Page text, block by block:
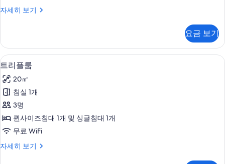
사
모
두
보
기
자세히 보기
슈
더
블
룸
세
히
보
기
요금 보기
트
리
플
룸
사
진
두
트리플룸 | 고급 침구, 객실 내 금고, 책
10
트리플룸
20㎡
침실 1개
3명
퀸사이즈침대 1개 및 싱글침대 1개
무료 WiFi
자세히 보기
트